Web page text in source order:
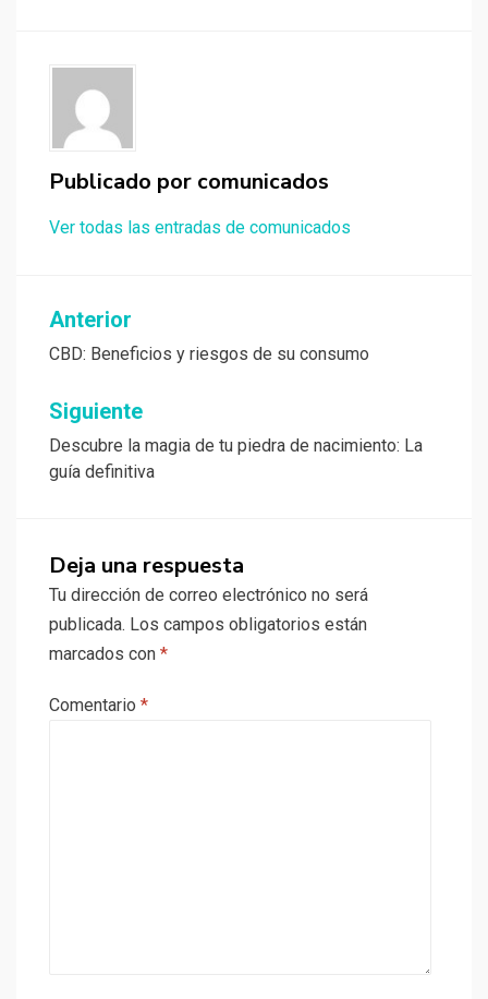
Publicado por comunicados
Ver todas las entradas de comunicados
Navegación
de
entradas
Anterior
CBD: Beneficios y riesgos de su consumo
Siguiente
Descubre la magia de tu piedra de nacimiento: La
guía definitiva
Deja una respuesta
Tu dirección de correo electrónico no será
publicada. Los campos obligatorios están
marcados con *
Comentario *